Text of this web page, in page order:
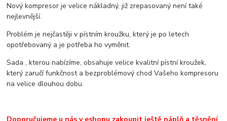
Nový kompresor je velice nákladný, již zrepasovaný není také
nejlevnější.
Problém je nejčastěji v pístním kroužku, který je po letech
opotřebovaný a je potřeba ho vyměnit.
Sada , kterou nabízíme, obsahuje velice kvalitní pístní kroužek,
který zaručí funkčnost a bezproblémový chod Vašeho kompresoru
na velice dlouhou dobu.